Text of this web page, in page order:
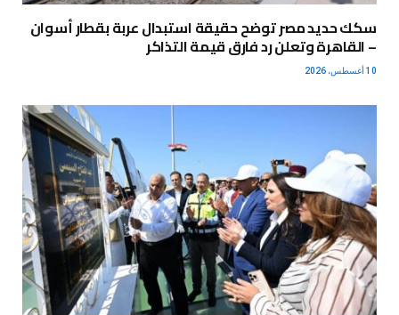
سكك حديد مصر توضح حقيقة استبدال عربة بقطار أسوان
– القاهرة وتعلن رد فارق قيمة التذاكر
10 أغسطس، 2026